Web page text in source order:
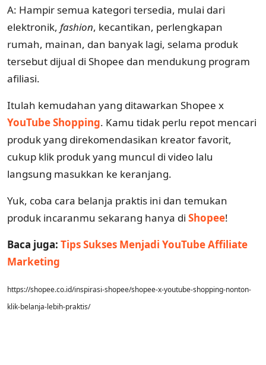
A: Hampir semua kategori tersedia, mulai dari
elektronik, fashion, kecantikan, perlengkapan
rumah, mainan, dan banyak lagi, selama produk
tersebut dijual di Shopee dan mendukung program
afiliasi.
Itulah kemudahan yang ditawarkan Shopee x
YouTube Shopping. Kamu tidak perlu repot mencari
produk yang direkomendasikan kreator favorit,
cukup klik produk yang muncul di video lalu
langsung masukkan ke keranjang.
Yuk, coba cara belanja praktis ini dan temukan
produk incaranmu sekarang hanya di Shopee!
Baca juga: Tips Sukses Menjadi YouTube Affiliate
Marketing
https://shopee.co.id/inspirasi-shopee/shopee-x-youtube-shopping-nonton-
klik-belanja-lebih-praktis/